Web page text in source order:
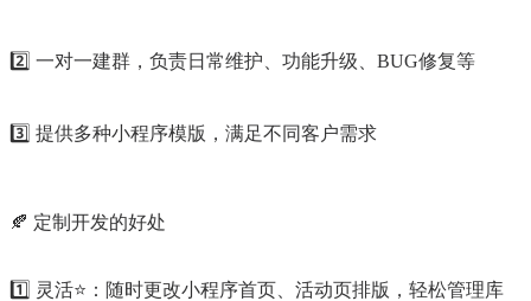
2️⃣ 一对一建群，负责日常维护、功能升级、BUG修复等
3️⃣ 提供多种小程序模版，满足不同客户需求
🍂 定制开发的好处
1️⃣ 灵活⭐️：随时更改小程序首页、活动页排版，轻松管理库